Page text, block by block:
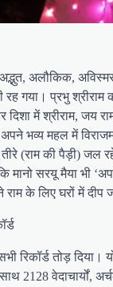
अलौकिक,
रह गया। प्रभु
दिशा में श्रीराम,
भव्य महल में
(राम की पैड़ी) जल रहे
सरयू मैया भी
के लिए घरों में दीप
रिकॉर्ड तोड़
2128 वेदाचार्यों,